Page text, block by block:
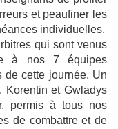
et peaufiner les
individuelles.
qui sont venus
à nos 7 équipes
de cette journée. Un
Korentin et Gwladys
permis à tous nos
de combattre et de